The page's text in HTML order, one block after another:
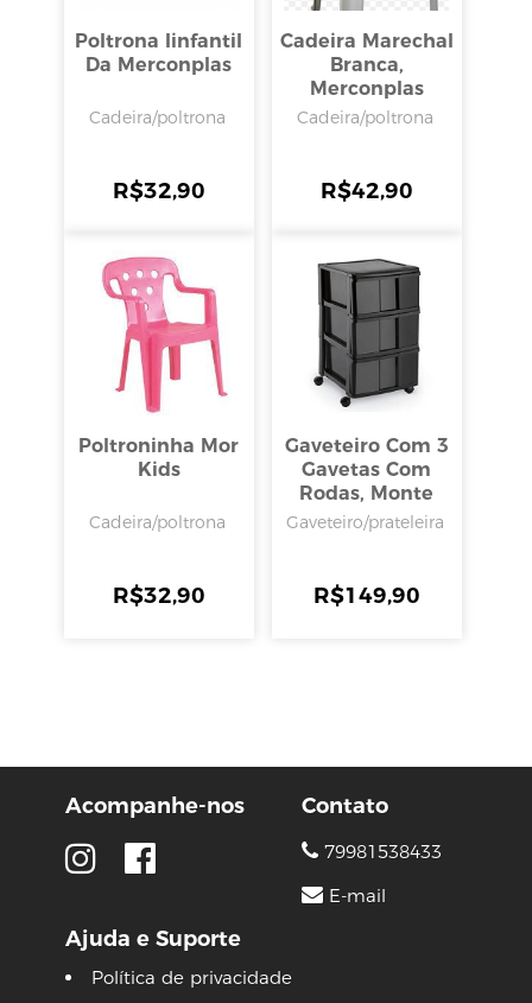
Poltrona Iinfantil
Da Merconplas
Cadeira/poltrona
R$32,90
Cadeira Marechal
Branca,
Merconplas
Cadeira/poltrona
R$42,90
Poltroninha Mor
Kids
Cadeira/poltrona
R$32,90
Gaveteiro Com 3
Gavetas Com
Rodas, Monte
Libano
Gaveteiro/prateleira
R$149,90
Acompanhe-nos
Ajuda e Suporte
Política de privacidade
Contato
79981538433
E-mail